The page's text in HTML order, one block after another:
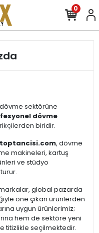
0
dövme sektörüne
dövme
biridir.
, dövme
makineleri, kartuş
ve stüdyo
global pazarda
öne çıkan ürünlerden
uygun ürünlerimiz;
hem de sektöre yeni
titizlikle seçilmektedir.